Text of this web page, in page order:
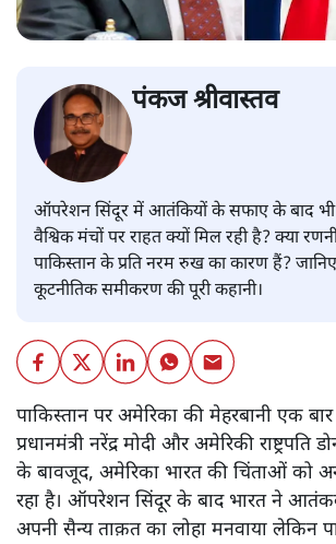
पंकज श्रीवास्तव
ऑपरेशन सिंदूर में आतंकियों के सफाए के बाद भी
वैश्विक मंचों पर राहत क्यों मिल रही है? क्या
पाकिस्तान के प्रति नरम रुख का कारण हैं?
कूटनीतिक समीकरण की पूरी कहानी।
पाकिस्तान पर अमेरिका की मेहरबानी एक बार
प्रधानमंत्री नरेंद्र मोदी और अमेरिकी राष्ट्रपति
के बावजूद, अमेरिका भारत की चिंताओं को
रहा है। ऑपरेशन सिंदूर के बाद भारत ने
अपनी सैन्य ताक़त का लोहा मनवाया लेकिन